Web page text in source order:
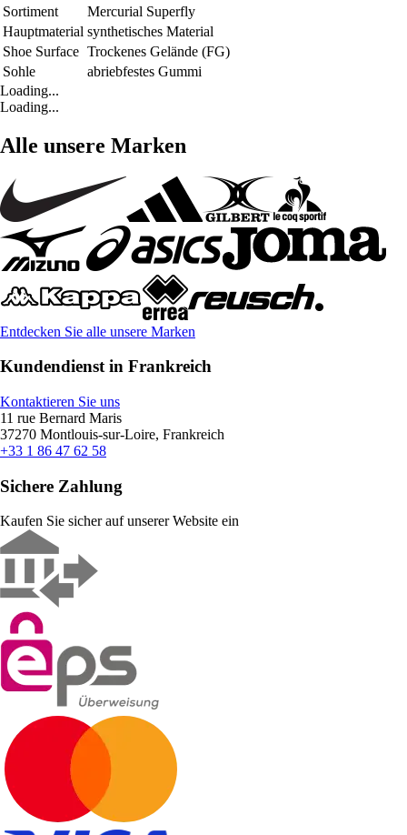
Sortiment
Mercurial Superfly
Hauptmaterial synthetisches Material
Shoe Surface Trockenes Gelände (FG)
Sohle
abriebfestes Gummi
Loading...
Loading...
Alle unsere Marken
Entdecken Sie alle unsere Marken
Kundendienst in Frankreich
Kontaktieren Sie uns
11 rue Bernard Maris
37270 Montlouis-sur-Loire, Frankreich
+33 1 86 47 62 58
Sichere Zahlung
Kaufen Sie sicher auf unserer Website ein